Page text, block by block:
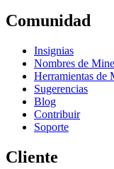
Comunidad
Insignias
Nombres de
Herramientas de
Sugerencias
Blog
Contribuir
Soporte
Cliente